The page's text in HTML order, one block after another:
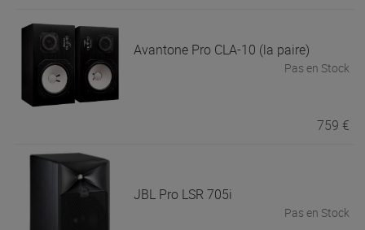
Avantone Pro CLA-10 (la paire)
Pas en Stock
759 €
JBL Pro LSR 705i
Pas en Stock